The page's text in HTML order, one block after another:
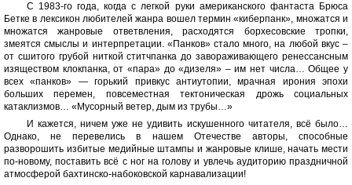
С 1983-го года, когда с легкой руки американского фантаста Брюса
Бетке в лексикон любителей жанра вошел термин «киберпанк», множатся и
множатся жанровые ответвления, расходятся борхесовские тропки,
змеятся смыслы и интерпретации. «Панков» стало много, на любой вкус –
от сшитого грубой ниткой ститчпанка до завораживающего ренессансным
изяществом клокпанка, от «пара» до «дизеля» – им нет числа… Общее у
всех «панков» — горький привкус антиутопии, мрачная ирония эпохи
больших перемен, повсеместная тектоническая дрожь социальных
катаклизмов… «Мусорный ветер, дым из трубы…»
И кажется, ничем уже не удивить искушенного читателя, всё было…
Однако, не перевелись в нашем Отечестве авторы, способные
разворошить избитые медийные штампы и жанровые клише, начать мести
по-новому, поставить всё с ног на голову и увлечь аудиторию праздничной
атмосферой бахтинско-набоковской карнавализации!